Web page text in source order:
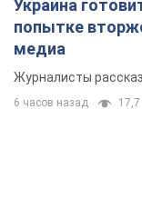
Украина
попытке
медиа
Журналисты
6 часов назад 17,7